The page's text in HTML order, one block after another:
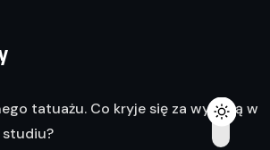
tatuażu. Co kryje się za wyceną w